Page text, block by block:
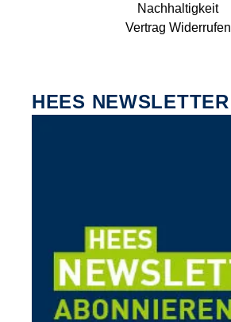
Nachhaltigkeit
Vertrag Widerrufen
HEES NEWSLETTER